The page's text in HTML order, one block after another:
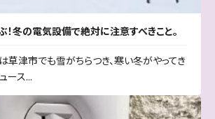
冬の電気設備で絶対に注意すべきこと。
草津市でも雪がちらつき、寒い冬がやってき
ース...